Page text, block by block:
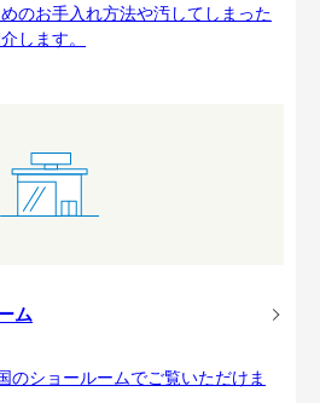
のお手入れ方法や汚してしまった
します。
ム
のショールームでご覧いただけま